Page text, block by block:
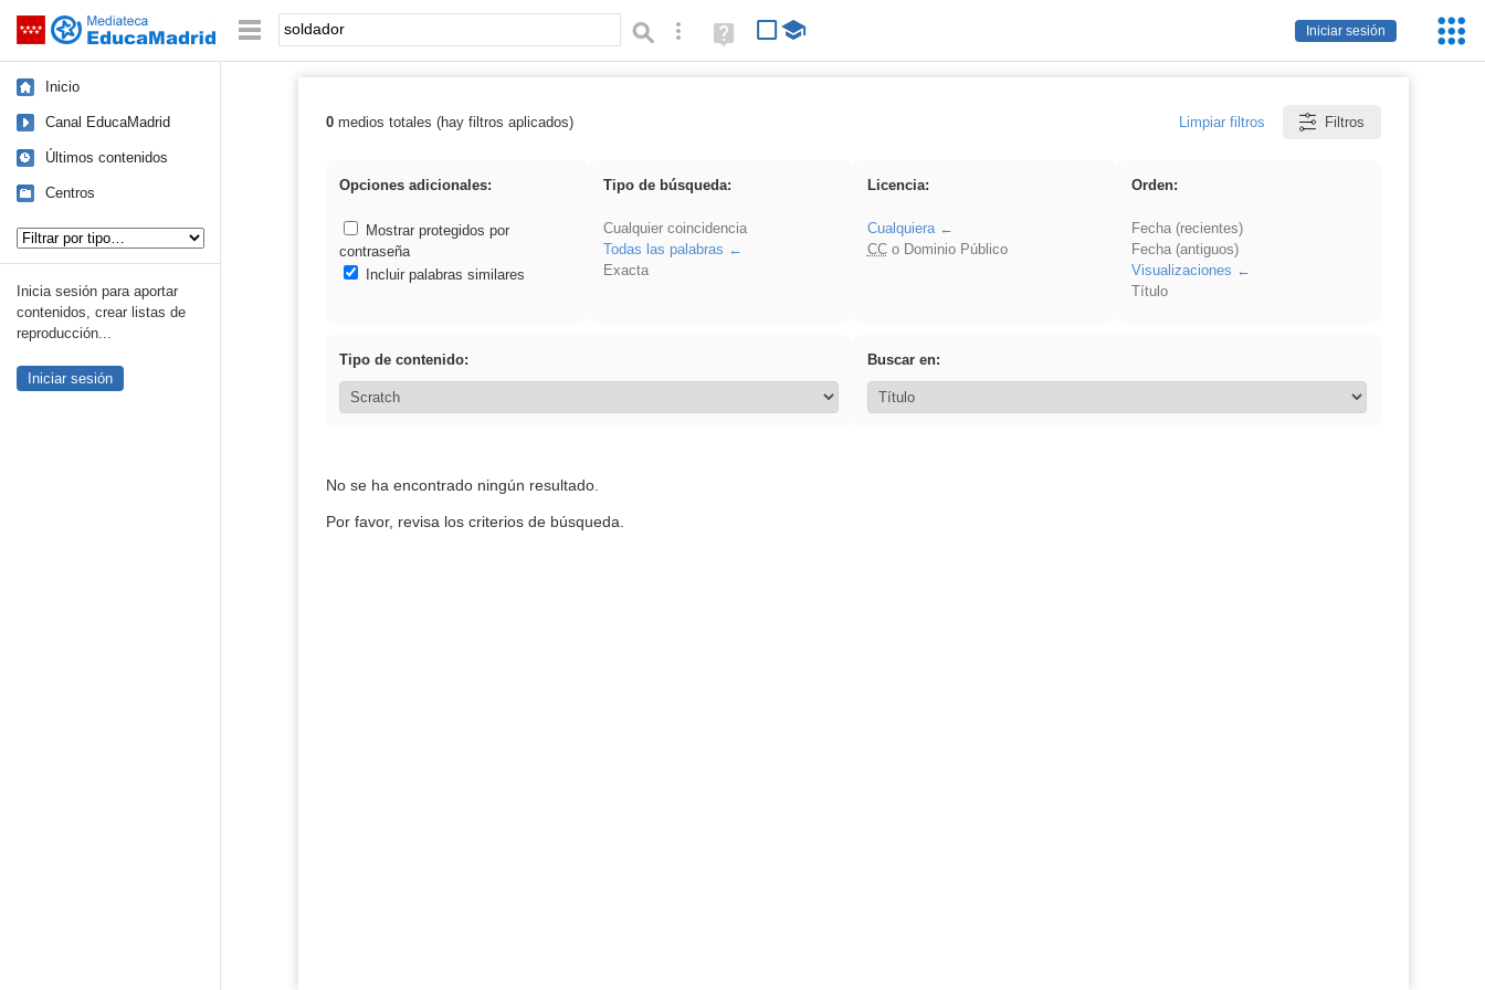
Saltar navegación
Iniciar sesión
Palabra o frase: Búsqueda avanzada
Ayuda
(en
Inicio
Canal EducaMadrid
Últimos contenidos
Centros
Inicia sesión para aportar
contenidos, crear listas de
reproducción...
Iniciar sesión
Resultados de: soldador
0medios totales (hay filtros aplicados) Limpiar filtros Filtros
Opciones adicionales:
Mostrar protegidos por
contraseña
Incluir palabras similares
Tipo de búsqueda:
Cualquier coincidencia
Todas las palabras
Exacta
Licencia:
Cualquiera
CCo Dominio Público
Orden:
Fecha (recientes)
Fecha (antiguos)
Visualizaciones
Título
Tipo de contenido: Buscar en:
No se ha encontrado ningún resultado.
Por favor, revisa los criterios de búsqueda.